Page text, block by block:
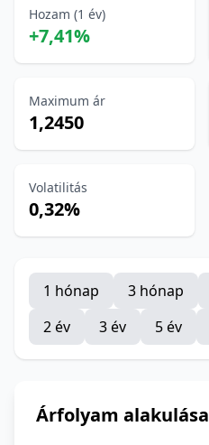
Hozam (1 év)
+7,41%
Maximum ár
1,2450
Volatilitás
0,32%
1 hónap 3 hónap
2 év
3 év 5 év
Árfolyam alakulása